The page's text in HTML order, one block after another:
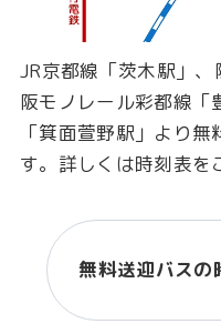
JR京都線「茨木駅」
阪モノレール彩都線「
「箕面萱野駅」より
す。詳しくは時刻表を
無料送迎バスの